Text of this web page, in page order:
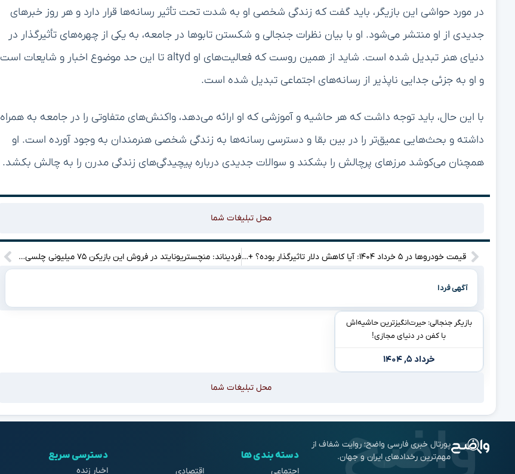
در مورد حواشی این بازیگر، باید گفت که زندگی شخصی او به شدت تحت تأثیر رسانه‌ها قرار دارد و هر روز خبرهای
جدیدی از او منتشر می‌شود. او با بیان نظرات جنجالی و شکستن تابوها در جامعه، به یکی از چهره‌های تأثیرگذار در
دنیای هنر تبدیل شده است. شاید از همین روست که فعالیت‌های او altyd تا این حد موضوع اخبار و شایعات است
و او به جزئی جدایی ناپذیر از رسانه‌های اجتماعی تبدیل شده است.
با این حال، باید توجه داشت که هر حاشیه و آموزشی که او ارائه می‌دهد، واکنش‌های متفاوتی را در جامعه به همراه
داشته و بحث‌هایی عمیق‌تر را در بین بقا و دسترسی رسانه‌ها به زندگی شخصی هنرمندان به وجود آورده است. او
همچنان می‌کوشد مرزهای پرچالش را بشکند و سوالات جدیدی درباره پیچیدگی‌های زندگی مدرن را به چالش بکشد.
محل تبلیغات شما
قیمت خودروها در ۵ خرداد ۱۴۰۴: آیا کاهش دلار تاثیرگذار بوده؟ + جدول قیمت‌ها فردیناند: منچستریونایتد در فروش این بازیکن ۷۵ میلیونی چلسی اشتباه کرد!
آگهی فردا
بازیگر جنجالی: حیرت‌انگیزترین حاشیه‌اش
با کفن در دنیای مجازی!
خرداد ۵, ۱۴۰۴
محل تبلیغات شما
پورتال خبری فارسی واضح؛ روایت شفاف از
مهم‌ترین رخدادهای ایران و جهان.
دسته بندی ها
اجتماعی اقتصادی
دسترسی سریع
اخبار زنده